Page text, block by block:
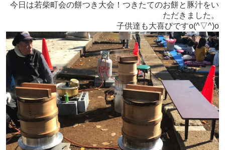
今日は若柴町会の餅つき大会！つきたてのお餅と豚汁をい
ただきました。
子供達も大喜びですo(^▽^)o